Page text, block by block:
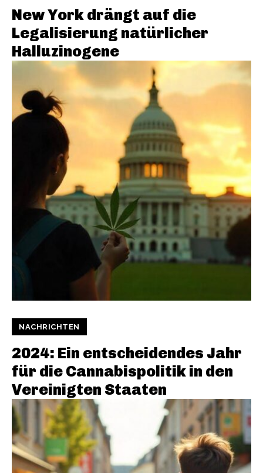
New York drängt auf die
Legalisierung natürlicher
Halluzinogene
NACHRICHTEN
2024: Ein entscheidendes Jahr
für die Cannabispolitik in den
Vereinigten Staaten